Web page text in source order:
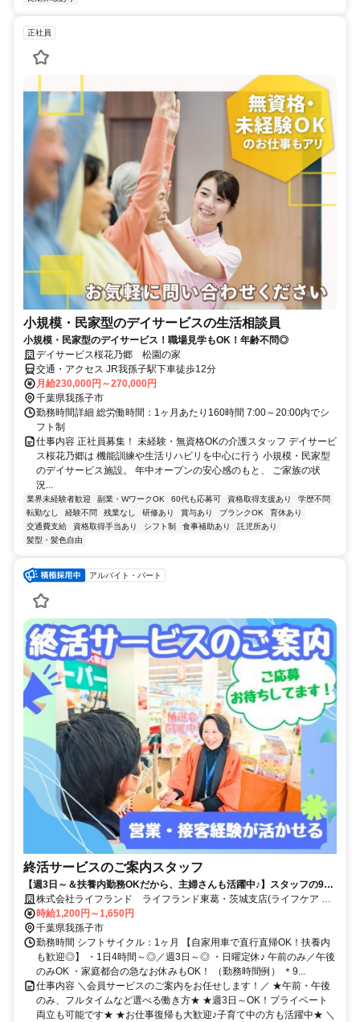
正社員
小規模・民家型のデイサービスの生活相談員
小規模・民家型のデイサービス！職場見学もOK！年齢不問◎
デイサービス桜花乃郷 松園の家
交通・アクセス JR我孫子駅下車徒歩12分
月給230,000円～270,000円
千葉県我孫子市
勤務時間詳細 総労働時間：1ヶ月あたり160時間 7:00～20:00内でシ
フト制
仕事内容 正社員募集！ 未経験・無資格OKの介護スタッフ デイサービ
ス桜花乃郷は 機能訓練や生活リハビリを中心に行う 小規模・民家型
のデイサービス施設。 年中オープンの安心感のもと、 ご家族の状
況...
業界未経験者歓迎 副業・WワークOK 60代も応募可 資格取得支援あり
学歴不問
転勤なし
経験不問 残業なし 研修あり 賞与あり ブランクOK
育休あり
交通費支給
資格取得手当あり シフト制 食事補助あり
託児所あり
髪型・髪色自由
アルバイト・パート
終活サービスのご案内スタッフ
【週3日～＆扶養内勤務OKだから、主婦さんも活躍中♪】スタッフの9割
が女性/子育てが落ち着いた方・社会復帰の方も大歓迎です◎/柔軟なシフ
ト体制・しっかりとしたサポート体制充実で働きやすさもバツグン/フル
タイム希望も大歓迎/マイカーでの直行直帰OK/営業・テレアポ・販売経
験者は即戦力/正社員登用実績もあり◎
株式会社ライフランド ライフランド東葛・茨城支店(ライフケア メ
モリイプレイス我孫子)
時給1,200円～1,650円
千葉県我孫子市
勤務時間 シフトサイクル：1ヶ月 【自家用車で直行直帰OK！扶養内
も歓迎◎】 ・1日4時間～◎／週3日～◎ ・日曜定休♪ 午前のみ／午後
のみOK ・家庭都合の急なお休みもOK！ （勤務時間例） ＊9...
仕事内容 ＼会員サービスのご案内をお任せします！／ ★午前・午後
のみ、フルタイムなど選べる働き方★ ★週3日～OK！プライベート
両立も可能です★ ★お仕事復帰も大歓迎♪子育て中の方も活躍中★ ＼